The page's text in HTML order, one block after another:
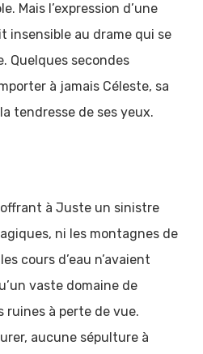
Mais l’expression d’une
insensible au drame qui se
Quelques secondes
à jamais Céleste, sa
tendresse de ses yeux.
à Juste un sinistre
ni les montagnes de
cours d’eau n’avaient
vaste domaine de
ruines à perte de vue.
aucune sépulture à